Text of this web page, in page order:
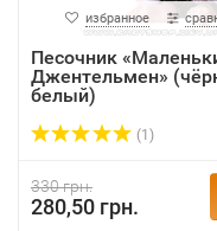
избранное
Песочник
Джентельмен»
белый)
(1)
330 грн.
280,50 грн.